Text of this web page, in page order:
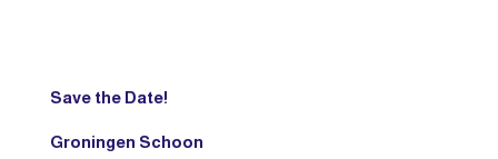
Save the Date!
Groningen Schoon